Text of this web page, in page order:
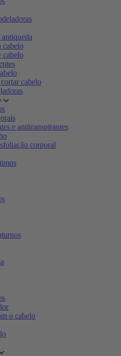
cabelo
cabelo
cabelo
e antitranspirantes
corporal
o cabelo